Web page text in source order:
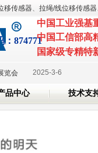
移传感器、 拉绳/线位移传感器
码：874771
中国工业强基
中国工信部高
国家级专精特
国际橡塑展 2025-3-7
览会 2025-3-6
7-26
2024-5-20
品中心 技术支